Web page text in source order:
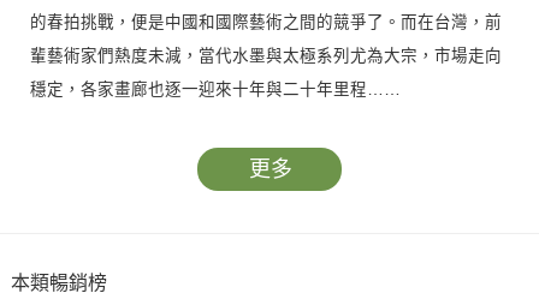
的春拍挑戰，便是中國和國際藝術之間的競爭了。而在台灣，前
輩藝術家們熱度未減，當代水墨與太極系列尤為大宗，市場走向
穩定，各家畫廊也逐一迎來十年與二十年里程……
亞洲市場的春天來得越來越早，不僅中國與台灣，日韓與東南亞
的走向也是一片蠢蠢欲動，草間彌生強勢回歸、韓國單色畫聲勢
更多
本類暢銷榜